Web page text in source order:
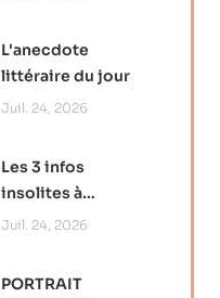
L'anecdote
littéraire du jour
Juil. 24, 2026
Les 3 infos
insolites à
retenir
Juil. 24, 2026
PORTRAIT